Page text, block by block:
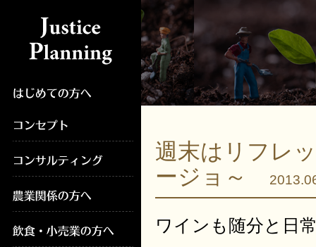
週末はリフレ
ージョ～
ワインも随分と日